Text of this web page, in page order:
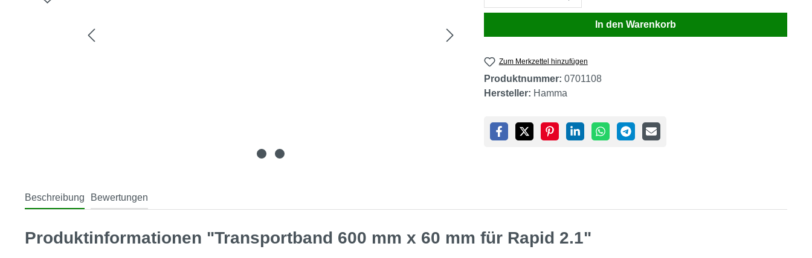
In den Warenkorb
Zum Merkzettel hinzufügen
Produktnummer: 0701108
Hersteller: Hamma
Beschreibung Bewertungen
Produktinformationen "Transportband 600 mm x 60 mm für Rapid 2.1"